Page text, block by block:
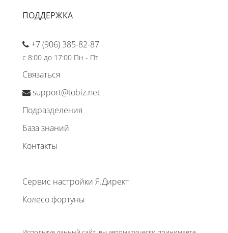
ПОДДЕРЖКА
+7 (906) 385-82-87
с 8:00 до 17:00 Пн - Пт
Связаться
support@tobiz.net
Подразделения
База знаний
Контакты
Сервис настройки Я.Директ
Колесо фортуны